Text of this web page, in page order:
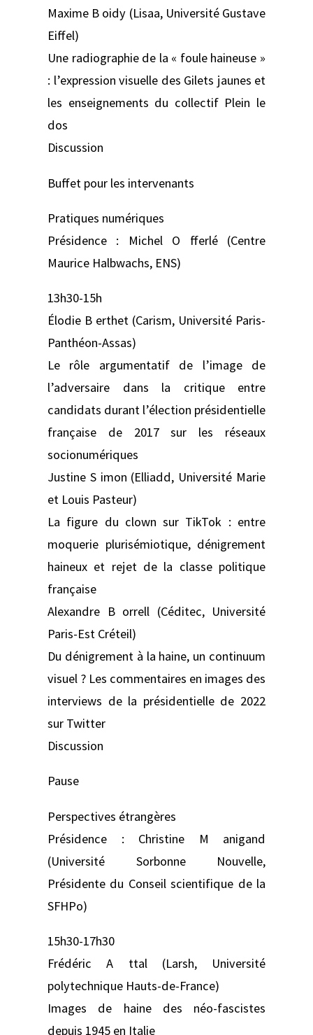
Maxime B oidy (Lisaa, Université Gustave
Eiffel)
Une radiographie de la « foule haineuse »
: l’expression visuelle des Gilets jaunes et
les enseignements du collectif Plein le
dos
Discussion
Buffet pour les intervenants
Pratiques numériques
Présidence : Michel O fferlé (Centre
Maurice Halbwachs, ENS)
13h30-15h
Élodie B erthet (Carism, Université Paris-
Panthéon-Assas)
Le rôle argumentatif de l’image de
l’adversaire dans la critique entre
candidats durant l’élection présidentielle
française de 2017 sur les réseaux
socionumériques
Justine S imon (Elliadd, Université Marie
et Louis Pasteur)
La figure du clown sur TikTok : entre
moquerie plurisémiotique, dénigrement
haineux et rejet de la classe politique
française
Alexandre B orrell (Céditec, Université
Paris-Est Créteil)
Du dénigrement à la haine, un continuum
visuel ? Les commentaires en images des
interviews de la présidentielle de 2022
sur Twitter
Discussion
Pause
Perspectives étrangères
Présidence : Christine M anigand
(Université Sorbonne Nouvelle,
Présidente du Conseil scientifique de la
SFHPo)
15h30-17h30
Frédéric A ttal (Larsh, Université
polytechnique Hauts-de-France)
Images de haine des néo-fascistes
depuis 1945 en Italie